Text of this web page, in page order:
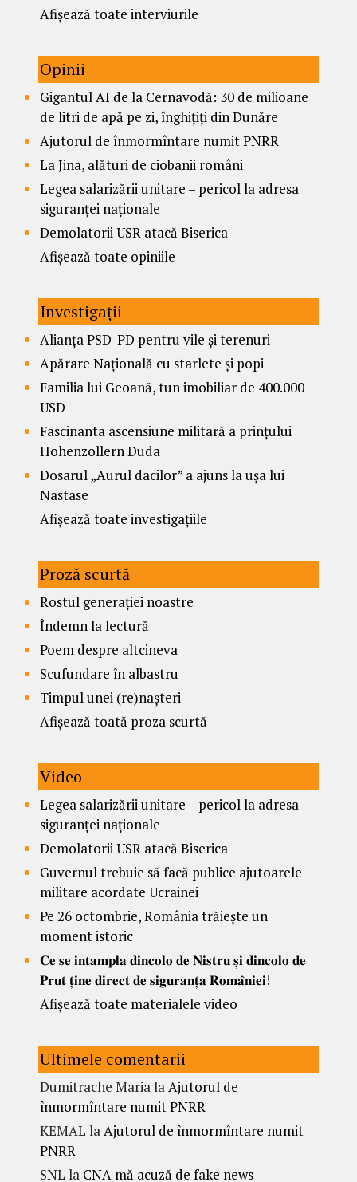
Afișează toate interviurile
Opinii
Gigantul AI de la Cernavodă: 30 de milioane
de litri de apă pe zi, înghițiți din Dunăre
Ajutorul de înmormîntare numit PNRR
La Jina, alături de ciobanii români
Legea salarizării unitare – pericol la adresa
siguranței naționale
Demolatorii USR atacă Biserica
Afișează toate opiniile
Investigații
Alianța PSD-PD pentru vile și terenuri
Apărare Națională cu starlete și popi
Familia lui Geoană, tun imobiliar de 400.000
USD
Fascinanta ascensiune militară a prințului
Hohenzollern Duda
Dosarul „Aurul dacilor” a ajuns la ușa lui
Nastase
Afișează toate investigațiile
Proză scurtă
Rostul generației noastre
Îndemn la lectură
Poem despre altcineva
Scufundare în albastru
Timpul unei (re)nașteri
Afișează toată proza scurtă
Video
Legea salarizării unitare – pericol la adresa
siguranței naționale
Demolatorii USR atacă Biserica
Guvernul trebuie să facă publice ajutoarele
militare acordate Ucrainei
Pe 26 octombrie, România trăiește un
moment istoric
𝐂𝐞 𝐬𝐞 𝐢𝐧𝐭𝐚𝐦𝐩𝐥𝐚 𝐝𝐢𝐧𝐜𝐨𝐥𝐨 𝐝𝐞 𝐍𝐢𝐬𝐭𝐫𝐮 𝐬̦𝐢 𝐝𝐢𝐧𝐜𝐨𝐥𝐨 𝐝𝐞
𝐏𝐫𝐮𝐭 𝐭̦𝐢𝐧𝐞 𝐝𝐢𝐫𝐞𝐜𝐭 𝐝𝐞 𝐬𝐢𝐠𝐮𝐫𝐚𝐧𝐭̦𝐚 𝐑𝐨𝐦𝐚̂𝐧𝐢𝐞𝐢!
Afișează toate materialele video
Ultimele comentarii
Dumitrache MarialaAjutorul de
înmormîntare numit PNRR
KEMAL laAjutorul de înmormîntare numit
PNRR
SNL la CNA mă acuză de fake news